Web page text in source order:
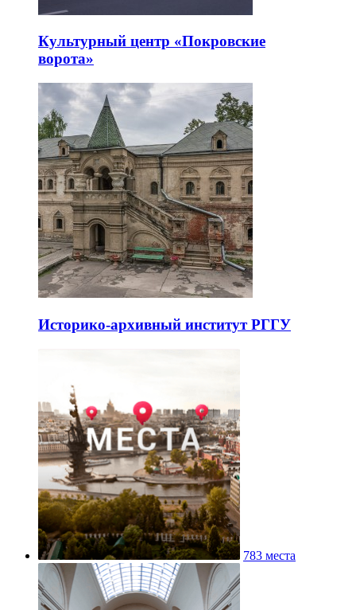
Культурный центр «Покровские
ворота»
Историко-архивный институт РГГУ
783 места